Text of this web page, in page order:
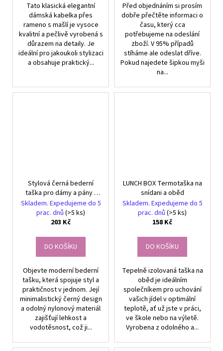
Tato klasická elegantní
dámská kabelka přes
rameno s mašlí je vysoce
kvalitní a pečlivě vyrobená s
důrazem na detaily. Je
ideální pro jakoukoli stylizaci
a obsahuje praktický...
Před objednáním si prosím
dobře přečtěte informaci o
času, který cca
potřebujeme na odeslání
zboží. V 95% případů
stíháme ale odeslat dříve.
Pokud najedete šipkou myši
na...
Stylová černá bederní
taška pro dámy a pány -
Ideální doplněk pro aktivní
životní styl
Skladem. Expedujeme do 5
prac. dnů (>5 ks)
203 Kč
DO KOŠÍKU
Objevte moderní bederní
tašku, která spojuje styl a
praktičnost v jednom. Její
minimalistický černý design
a odolný nylonový materiál
zajišťují lehkost a
vodotěsnost, což ji...
LUNCH BOX Termotaška na
snídani a oběd
Skladem. Expedujeme do 5
prac. dnů (>5 ks)
158 Kč
DO KOŠÍKU
Tepelně izolovaná taška na
oběd je ideálním
společníkem pro uchování
vašich jídel v optimální
teplotě, ať už jste v práci,
ve škole nebo na výletě.
Vyrobena z odolného a...